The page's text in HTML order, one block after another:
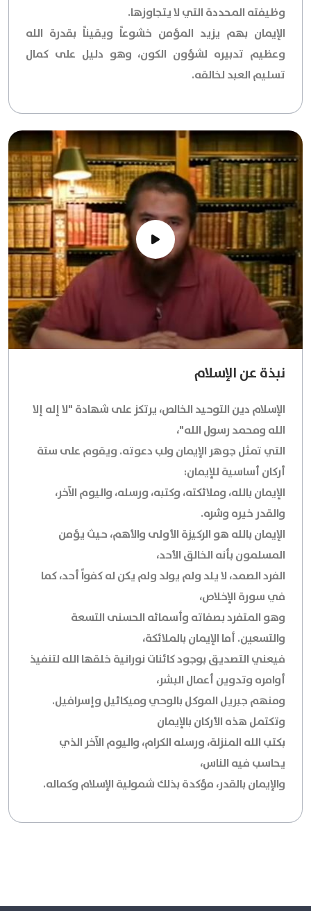
وظيفته المحددة التي لا يتجاوزها.
الإيمان بهم يزيد المؤمن خشوعاً ويقيناً بقدرة الله
وعظيم تدبيره لشؤون الكون، وهو دليل على كمال
تسليم العبد لخالقه.
نبذة عن الإسلام
الإسلام دين التوحيد الخالص، يرتكز على شهادة "لا إله إلا
الله ومحمد رسول الله"،
التي تمثل جوهر الإيمان ولب دعوته. ويقوم على ستة
أركان أساسية للإيمان:
الإيمان بالله، وملائكته، وكتبه، ورسله، واليوم الآخر،
والقدر خيره وشره.
الإيمان بالله هو الركيزة الأولى والأهم، حيث يؤمن
المسلمون بأنه الخالق الأحد،
الفرد الصمد، لا يلد ولم يولد ولم يكن له كفواً أحد، كما
في سورة الإخلاص،
وهو المتفرد بصفاته وأسمائه الحسنى التسعة
والتسعين. أما الإيمان بالملائكة،
فيعني التصديق بوجود كائنات نورانية خلقها الله لتنفيذ
أوامره وتدوين أعمال البشر،
ومنهم جبريل الموكل بالوحي وميكائيل وإسرافيل.
وتكتمل هذه الأركان بالإيمان
بكتب الله المنزلة، ورسله الكرام، واليوم الآخر الذي
يحاسب فيه الناس،
والإيمان بالقدر، مؤكدة بذلك شمولية الإسلام وكماله.